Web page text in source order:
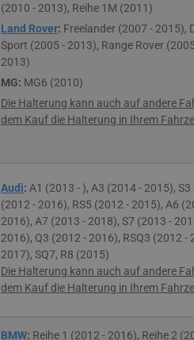
(2010 - 2013), Reihe 1M (2011)
Land Rover: Freelander (2007 - 2015),
Sport (2005 - 2013), Range Rover
2013)
MG: MG6 (2010)
Die Halterung kann auch auf andere
dem Kauf die Halterung in Ihrem
Audi: A1 (2013 - ), A3 (2014 - 2015),
(2012 - 2016), RS5 (2012 - 2015), A6
2016), A7 (2013 - 2018), S7 (2013 -
2016), Q3 (2012 - 2016), RSQ3 (2012 -
2017), SQ7, R8 (2015)
Die Halterung kann auch auf andere
dem Kauf die Halterung in Ihrem
BMW: Reihe 1 (2012 - 2016), Reihe 2